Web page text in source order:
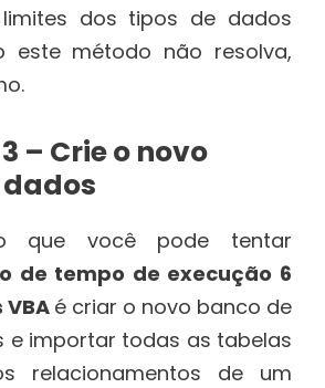
dos tipos de dados
este método não resolva,
– Crie o novo
que você pode tentar
de tempo de execução 6
VBA é criar o novo banco de
e importar todas as tabelas
relacionamentos de um